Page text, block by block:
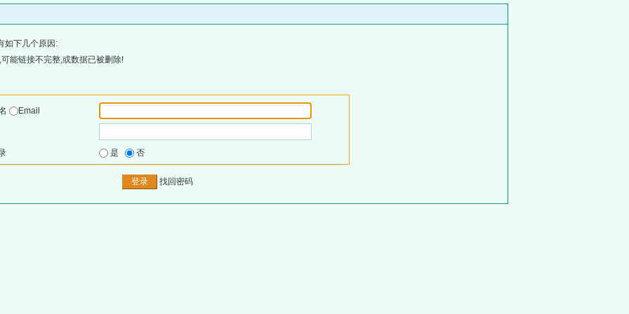
如下几个原因:
能链接不完整,或数据已被删除!
Email
是 否
找回密码